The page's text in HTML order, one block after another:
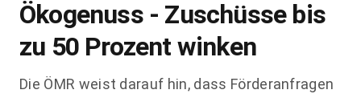
Ökogenuss - Zuschüsse bis
zu 50 Prozent winken
Die ÖMR weist darauf hin, dass Förderanfragen